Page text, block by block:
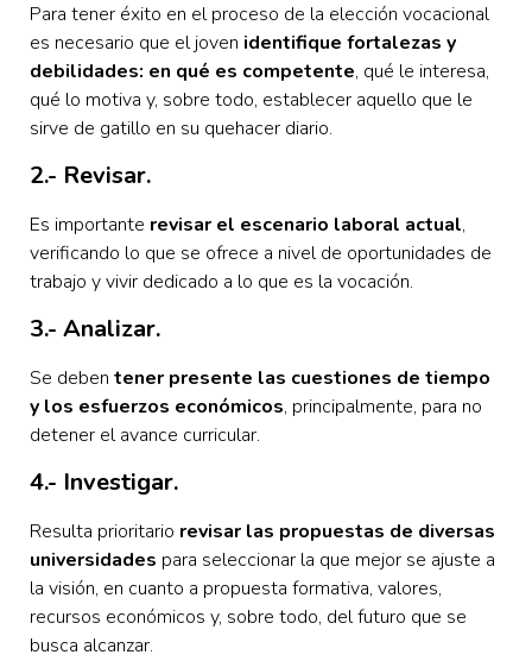
Para tener éxito en el proceso de la elección vocacional
es necesario que el joven identifique fortalezas y
debilidades: en qué es competente, qué le interesa,
qué lo motiva y, sobre todo, establecer aquello que le
sirve de gatillo en su quehacer diario.
2.- Revisar.
Es importante revisar el escenario laboral actual,
verificando lo que se ofrece a nivel de oportunidades de
trabajo y vivir dedicado a lo que es la vocación.
3.- Analizar.
Se deben tener presente las cuestiones de tiempo
y los esfuerzos económicos, principalmente, para no
detener el avance curricular.
4.- Investigar.
Resulta prioritario revisar las propuestas de diversas
universidades para seleccionar la que mejor se ajuste a
la visión, en cuanto a propuesta formativa, valores,
recursos económicos y, sobre todo, del futuro que se
busca alcanzar.